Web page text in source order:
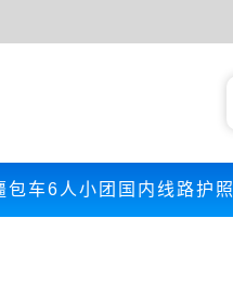
包车6人小团 国内线路护